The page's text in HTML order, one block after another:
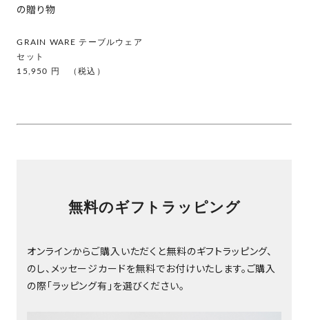
の贈り物
GRAIN WARE テーブルウェア
セット
15,950 円 （税込）
無料のギフトラッピング
オンラインからご購入いただくと無料のギフトラッピング、
のし、メッセージカードを無料でお付けいたします。ご購入
の際「ラッピング有」を選びください。